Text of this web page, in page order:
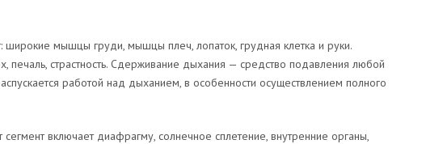
широкие мышцы груди, мышцы плеч, лопаток, грудная клетка и руки.
печаль, страстность. Сдерживание дыхания — средство подавления любой
работой над дыханием, в особенности осуществлением полного
включает диафрагму, солнечное сплетение, внутренние органы,